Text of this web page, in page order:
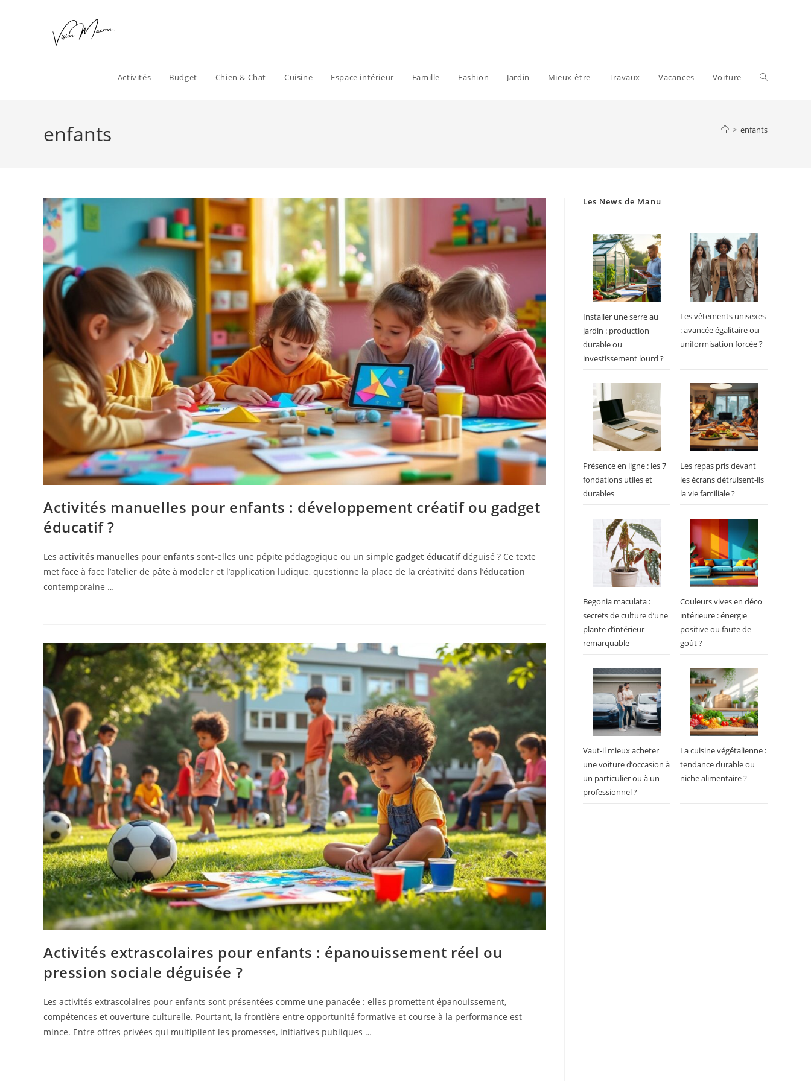
Activités Budget Chien & Chat Cuisine Espace intérieur Famille Fashion Jardin Mieux-être Travaux Vacances Voiture Toggle
enfants > enfants
Activités manuelles pour enfants : développement créatif ou gadget
éducatif ?
Les activités manuelles pour enfants sont-elles une pépite pédagogique ou un simple gadget éducatifdéguisé ? Ce texte
met face à face l’atelier de pâte à modeler et l’application ludique, questionne la place de la créativité dans l’éducation
contemporaine …
Activités extrascolaires pour enfants : épanouissement réel ou
pression sociale déguisée ?
Les activités extrascolaires pour enfants sont présentées comme une panacée : elles promettent épanouissement,
compétences et ouverture culturelle. Pourtant, la frontière entre opportunité formative et course à la performance est
mince. Entre offres privées qui multiplient les promesses, initiatives publiques …
Les News de Manu
Installer une serre au
jardin : production
durable ou
investissement lourd ?
Les vêtements unisexes
: avancée égalitaire ou
uniformisation forcée ?
Présence en ligne : les 7
fondations utiles et
durables
Les repas pris devant
les écrans détruisent-ils
la vie familiale ?
Begonia maculata :
secrets de culture d’une
plante d’intérieur
remarquable
Couleurs vives en déco
intérieure : énergie
positive ou faute de
goût ?
Vaut-il mieux acheter
une voiture d’occasion à
un particulier ou à un
professionnel ?
La cuisine végétalienne :
tendance durable ou
niche alimentaire ?